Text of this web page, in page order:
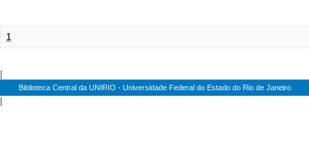
1
Biblioteca Central da UNIRIO - Universidade Federal do Estado do Rio de Janeiro